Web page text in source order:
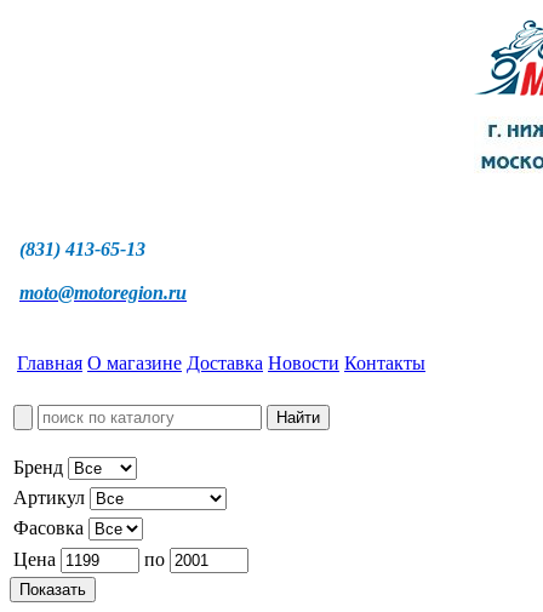
(831) 413-65-13
moto@motoregion.ru
Главная О магазине Доставка Новости Контакты
Бренд
Артикул
Фасовка
Цена
по